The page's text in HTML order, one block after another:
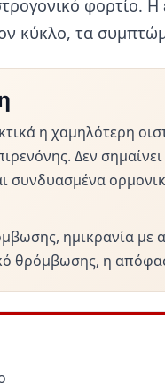
φορτίο.
κύκλο, τα
η χαμηλότερη
Δεν
συνδυασμένα
ημικρανία
θρόμβωσης, η